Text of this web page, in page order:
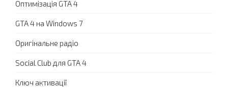
Оптимізація GTA 4
GTA 4 на Windows 7
Оригінальне радіо
Social Club для GTA 4
Ключ активації